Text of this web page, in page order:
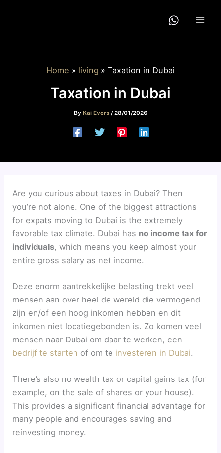
Home living Taxation in Dubai
Taxation in Dubai
By Kai Evers /28/01/2026
Are you curious about taxes in Dubai? Then
you’re not alone. One of the biggest attractions
for expats moving to Dubai is the extremely
favorable tax climate. Dubai has no income tax for
individuals, which means you keep almost your
entire gross salary as net income.
Deze enorm aantrekkelijke belasting trekt veel
mensen aan over heel de wereld die vermogend
zijn en/of een hoog inkomen hebben en dit
inkomen niet locatiegebonden is. Zo komen veel
mensen naar Dubai om daar te werken, een
bedrijf te starten of om te investeren in Dubai.
There’s also no wealth tax or capital gains tax (for
example, on the sale of shares or your house).
This provides a significant financial advantage for
many people and encourages saving and
reinvesting money.